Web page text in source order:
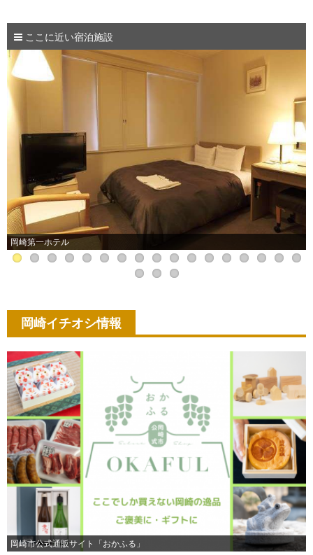
ここに近い宿泊施設
岡崎第一ホテル
岡崎イチオシ情報
岡崎市公式通販サイト「おかふる」